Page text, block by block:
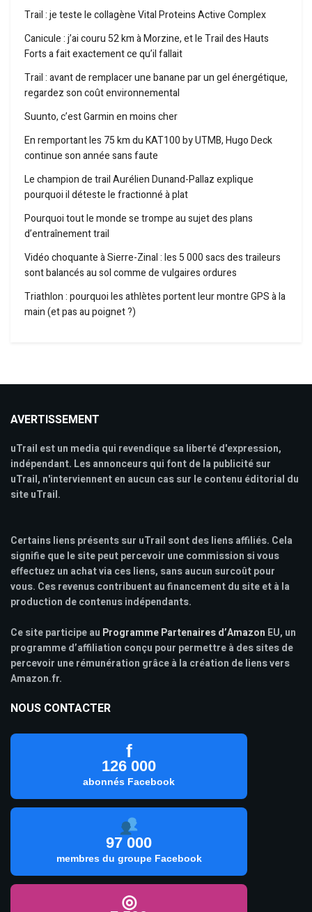
Trail : je teste le collagène Vital Proteins Active Complex
Canicule : j’ai couru 52 km à Morzine, et le Trail des Hauts
Forts a fait exactement ce qu’il fallait
Trail : avant de remplacer une banane par un gel énergétique,
regardez son coût environnemental
Suunto, c’est Garmin en moins cher
En remportant les 75 km du KAT100 by UTMB, Hugo Deck
continue son année sans faute
Le champion de trail Aurélien Dunand-Pallaz explique
pourquoi il déteste le fractionné à plat
Pourquoi tout le monde se trompe au sujet des plans
d’entraînement trail
Vidéo choquante à Sierre-Zinal : les 5 000 sacs des traileurs
sont balancés au sol comme de vulgaires ordures
Triathlon : pourquoi les athlètes portent leur montre GPS à la
main (et pas au poignet ?)
AVERTISSEMENT
uTrail est un media qui revendique sa liberté d'expression,
indépendant. Les annonceurs qui font de la publicité sur
uTrail, n'interviennent en aucun cas sur le contenu éditorial du
site uTrail.
Certains liens présents sur uTrail sont des liens affiliés. Cela
signifie que le site peut percevoir une commission si vous
effectuez un achat via ces liens, sans aucun surcoût pour
vous. Ces revenus contribuent au financement du site et à la
production de contenus indépendants.
Ce site participe au Programme Partenaires d’Amazon EU, un
programme d’affiliation conçu pour permettre à des sites de
percevoir une rémunération grâce à la création de liens vers
Amazon.fr.
NOUS CONTACTER
f
126 000
abonnés Facebook
97 000
membres du groupe Facebook
◎